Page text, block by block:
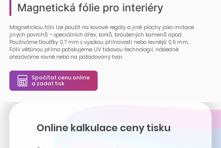
Magnetická fólie pro interiéry
Magnetickou fólii lze použít na kovové regály a jiné plochy jako imitace
jiných povrchů – speciálních dřev, korků, broušených kamenů apod.
Používáme tloušťky 0,7 mm s vysokou přilnavostí nebo levnější 0,5 mm.
Fólii většinou přímo potiskujeme UV tiskovou technologií, následně
ořezáváme rovně nebo na požadovaný tvar.
Spočítat cenu online
a zadat tisk
Online kalkulace ceny tisku